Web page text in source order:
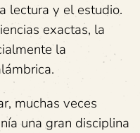
lectura y el estudio.
exactas, la
la
muchas veces
una gran disciplina